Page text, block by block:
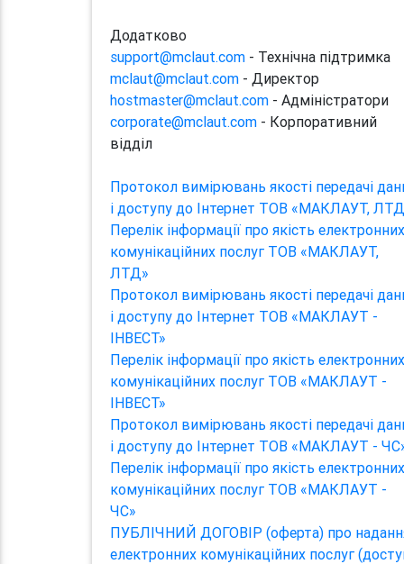
Додатково
support@mclaut.com - Технічна підтримка
mclaut@mclaut.com - Директор
hostmaster@mclaut.com - Адміністратори
corporate@mclaut.com - Корпоративний
відділ
Протокол вимірювань якості передачі
і доступу до Інтернет ТОВ «МАКЛАУТ,
Перелік інформації про якість електронних
комунікаційних послуг ТОВ «МАКЛАУТ,
ЛТД»
Протокол вимірювань якості передачі
і доступу до Інтернет ТОВ «МАКЛАУТ -
ІНВЕСТ»
Перелік інформації про якість електронних
комунікаційних послуг ТОВ «МАКЛАУТ -
ІНВЕСТ»
Протокол вимірювань якості передачі
і доступу до Інтернет ТОВ «МАКЛАУТ -
Перелік інформації про якість електронних
комунікаційних послуг ТОВ «МАКЛАУТ -
ЧС»
ПУБЛІЧНИЙ ДОГОВІР (оферта) про
електронних комунікаційних послуг